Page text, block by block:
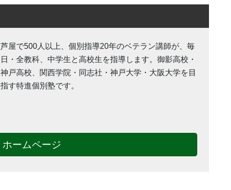
芦屋で500人以上、個別指導20年のベテラン講師が、毎
日・全教科、中学生と高校生を指導します。御影高校・
神戸高校、関西学院・同志社・神戸大学・大阪大学を目
指す特進個別塾です。
ホームページ